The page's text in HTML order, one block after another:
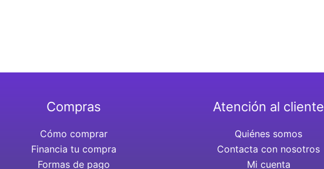
Compras
Cómo comprar
Financia tu compra
Formas de pago
Atención al cliente
Quiénes somos
Contacta con nosotros
Mi cuenta